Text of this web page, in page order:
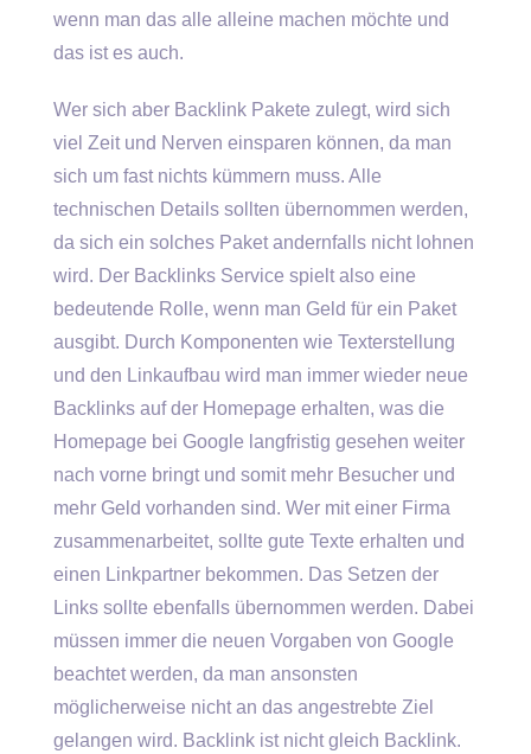
wenn man das alle alleine machen möchte und
das ist es auch.
Wer sich aber Backlink Pakete zulegt, wird sich
viel Zeit und Nerven einsparen können, da man
sich um fast nichts kümmern muss. Alle
technischen Details sollten übernommen werden,
da sich ein solches Paket andernfalls nicht lohnen
wird. Der Backlinks Service spielt also eine
bedeutende Rolle, wenn man Geld für ein Paket
ausgibt. Durch Komponenten wie Texterstellung
und den Linkaufbau wird man immer wieder neue
Backlinks auf der Homepage erhalten, was die
Homepage bei Google langfristig gesehen weiter
nach vorne bringt und somit mehr Besucher und
mehr Geld vorhanden sind. Wer mit einer Firma
zusammenarbeitet, sollte gute Texte erhalten und
einen Linkpartner bekommen. Das Setzen der
Links sollte ebenfalls übernommen werden. Dabei
müssen immer die neuen Vorgaben von Google
beachtet werden, da man ansonsten
möglicherweise nicht an das angestrebte Ziel
gelangen wird. Backlink ist nicht gleich Backlink.